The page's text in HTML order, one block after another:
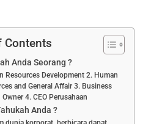
Contents
Anda Seorang ?
Resources Development 2. Human
and General Affair 3. Business
Owner 4. CEO Perusahaan
Anda ?